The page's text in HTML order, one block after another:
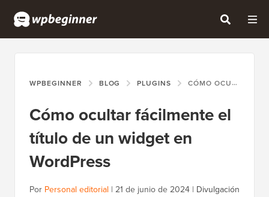
WPBEGINNER BLOG PLUGINS CÓMO OCULTAR FÁCILMENTE EL TÍTULO DE UN WIDGET EN WORDPRESS
Cómo ocultar fácilmente el
título de un widget en
WordPress
Por Personal editorial | 21 de junio de 2024 | Divulgación